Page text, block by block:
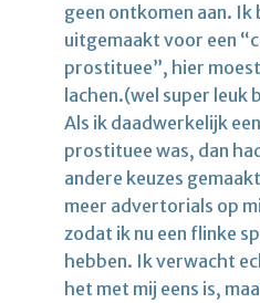
geen ontkomen aan. Ik
uitgemaakt voor een
prostituee”, hier
lachen.(wel super
Als ik daadwerkelijk
prostituee was, dan
andere keuzes
meer advertorials op
zodat ik nu een flinke
hebben. Ik verwacht
het met mij eens is,